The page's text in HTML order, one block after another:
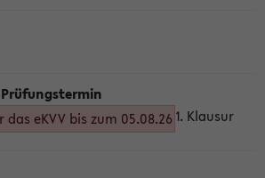
eKVV bis zum 05.08.26 1. Klausur